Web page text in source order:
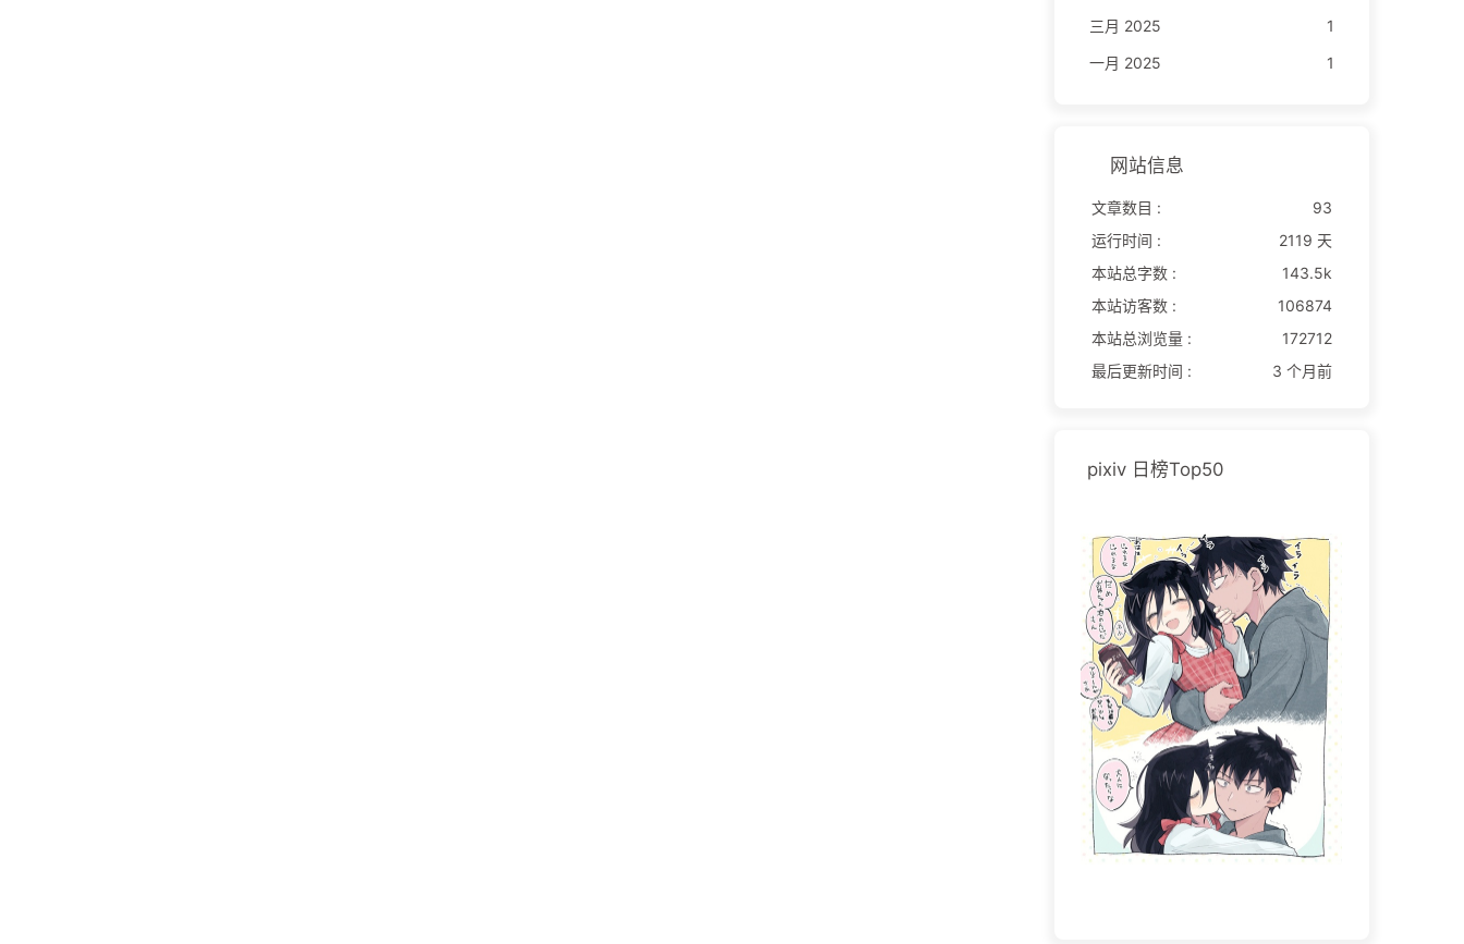
三月 2025
1
一月 2025
1
网站信息
文章数目 :
93
运行时间 :
2119 天
本站总字数 :
143.5k
本站访客数 :
106874
本站总浏览量 :
172712
最后更新时间 :
3 个月前
pixiv 日榜Top50